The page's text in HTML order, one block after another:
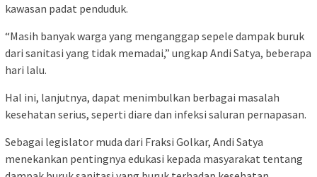
kawasan padat penduduk.
“Masih banyak warga yang menganggap sepele dampak buruk
dari sanitasi yang tidak memadai,” ungkap Andi Satya, beberapa
hari lalu.
Hal ini, lanjutnya, dapat menimbulkan berbagai masalah
kesehatan serius, seperti diare dan infeksi saluran pernapasan.
Sebagai legislator muda dari Fraksi Golkar, Andi Satya
menekankan pentingnya edukasi kepada masyarakat tentang